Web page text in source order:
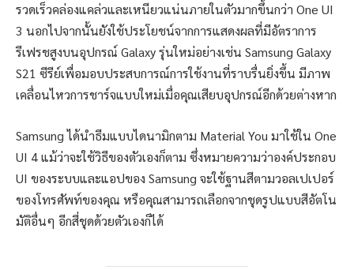
รวดเร็วคล่องแคล่วและเหนียวแน่นภายในตัวมากขึ้นกว่า One UI
3 นอกไปจากนั้นยังใช้ประโยชน์จากการแสดงผลที่มีอัตราการ
รีเฟรชสูงบนอุปกรณ์ Galaxy รุ่นใหม่อย่างเช่น Samsung Galaxy
S21 ซีรีย์เพื่อมอบประสบการณ์การใช้งานที่ราบรื่นยิ่งขึ้น มีภาพ
เคลื่อนไหวการชาร์จแบบใหม่เมื่อคุณเสียบอุปกรณ์อีกด้วยต่างหาก
Samsung ได้นำธีมแบบไดนามิกตาม Material You มาใช้ใน One
UI 4 แม้ว่าจะใช้วิธีของตัวเองก็ตาม ซึ่งหมายความว่าองค์ประกอบ
UI ของระบบและแอปของ Samsung จะใช้ฐานสีตามวอลเปเปอร์
ของโทรศัพท์ของคุณ หรือคุณสามารถเลือกจากชุดรูปแบบสีอัตโน
มัติอื่นๆ อีกสี่ชุดด้วยตัวเองก็ได้